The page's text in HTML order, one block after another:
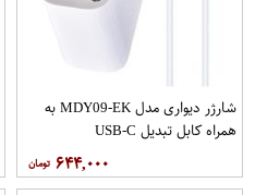
شارژر دیواری مدل MDY09-EK به
همراه کابل تبدیل USB-C
۶۴۴,۰۰۰